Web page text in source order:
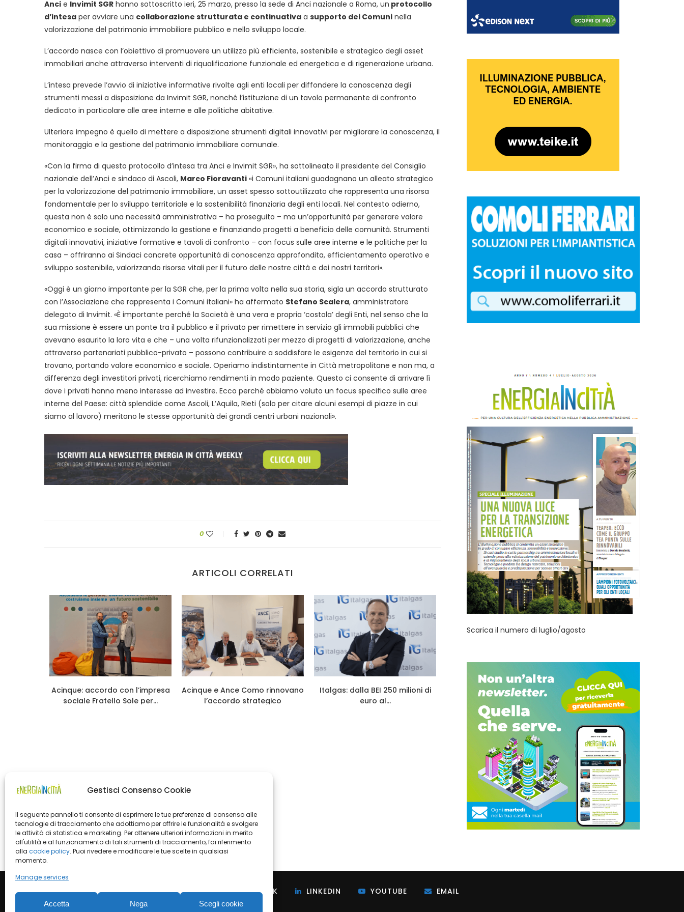
Gestisci Consenso Cookie
Il seguente pannello ti consente di esprimere le tue preferenze di consenso alle
tecnologie di tracciamento che adottiamo per offrire le funzionalità e svolgere
le attività di statistica e marketing. Per ottenere ulteriori informazioni in merito
all'utilità e al funzionamento di tali strumenti di tracciamento, fai riferimento
alla cookie policy. Puoi rivedere e modificare le tue scelte in qualsiasi
momento.
Manage services
Accetta Nega Scegli cookie
Anci e Invimit SGR hanno sottoscritto ieri, 25 marzo, presso la sede di Anci nazionale a Roma, un protocollo
d’intesa per avviare una collaborazione strutturata e continuativa a supporto dei Comuni nella
valorizzazione del patrimonio immobiliare pubblico e nello sviluppo locale.
L’accordo nasce con l’obiettivo di promuovere un utilizzo più efficiente, sostenibile e strategico degli asset
immobiliari anche attraverso interventi di riqualificazione funzionale ed energetica e di rigenerazione urbana.
L’intesa prevede l’avvio di iniziative informative rivolte agli enti locali per diffondere la conoscenza degli
strumenti messi a disposizione da Invimit SGR, nonché l’istituzione di un tavolo permanente di confronto
dedicato in particolare alle aree interne e alle politiche abitative.
Ulteriore impegno è quello di mettere a disposizione strumenti digitali innovativi per migliorare la conoscenza, il
monitoraggio e la gestione del patrimonio immobiliare comunale.
«Con la firma di questo protocollo d’intesa tra Anci e Invimit SGR», ha sottolineato il presidente del Consiglio
nazionale dell’Anci e sindaco di Ascoli, Marco Fioravanti «i Comuni italiani guadagnano un alleato strategico
per la valorizzazione del patrimonio immobiliare, un asset spesso sottoutilizzato che rappresenta una risorsa
fondamentale per lo sviluppo territoriale e la sostenibilità finanziaria degli enti locali. Nel contesto odierno,
questa non è solo una necessità amministrativa – ha proseguito – ma un’opportunità per generare valore
economico e sociale, ottimizzando la gestione e finanziando progetti a beneficio delle comunità. Strumenti
digitali innovativi, iniziative formative e tavoli di confronto – con focus sulle aree interne e le politiche per la
casa – offriranno ai Sindaci concrete opportunità di conoscenza approfondita, efficientamento operativo e
sviluppo sostenibile, valorizzando risorse vitali per il futuro delle nostre città e dei nostri territori».
«Oggi è un giorno importante per la SGR che, per la prima volta nella sua storia, sigla un accordo strutturato
con l’Associazione che rappresenta i Comuni italiani» ha affermato Stefano Scalera, amministratore
delegato di Invimit. «È importante perché la Società è una vera e propria ‘costola’ degli Enti, nel senso che la
sua missione è essere un ponte tra il pubblico e il privato per rimettere in servizio gli immobili pubblici che
avevano esaurito la loro vita e che – una volta rifunzionalizzati per mezzo di progetti di valorizzazione, anche
attraverso partenariati pubblico-privato – possono contribuire a soddisfare le esigenze del territorio in cui si
trovano, portando valore economico e sociale. Operiamo indistintamente in Città metropolitane e non ma, a
differenza degli investitori privati, ricerchiamo rendimenti in modo paziente. Questo ci consente di arrivare lì
dove i privati hanno meno interesse ad investire. Ecco perché abbiamo voluto un focus specifico sulle aree
interne del Paese: città splendide come Ascoli, L’Aquila, Rieti (solo per citare alcuni esempi di piazze in cui
siamo al lavoro) meritano le stesse opportunità dei grandi centri urbani nazionali».
0
ARTICOLI CORRELATI
Acinque: accordo con l’impresa
sociale Fratello Sole per...
Acinque e Ance Como rinnovano
l’accordo strategico
Italgas: dalla BEI 250 milioni di
euro al...
Enea: accordo con il Cnel su
Comune di Parma: 1,3
finanziamento dal...
Scarica il numero di luglio/agosto
FACEBOOK LINKEDIN YOUTUBE EMAIL